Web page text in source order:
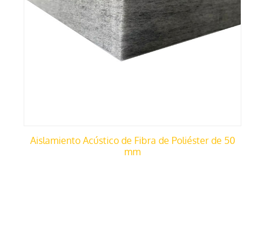
Aislamiento Acústico de Fibra de Poliéster de 50
mm